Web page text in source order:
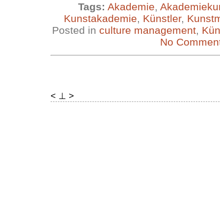
Tags: Akademie
Kunstakademie
Künstler,
Posted in culture management
No
< ⊥ >